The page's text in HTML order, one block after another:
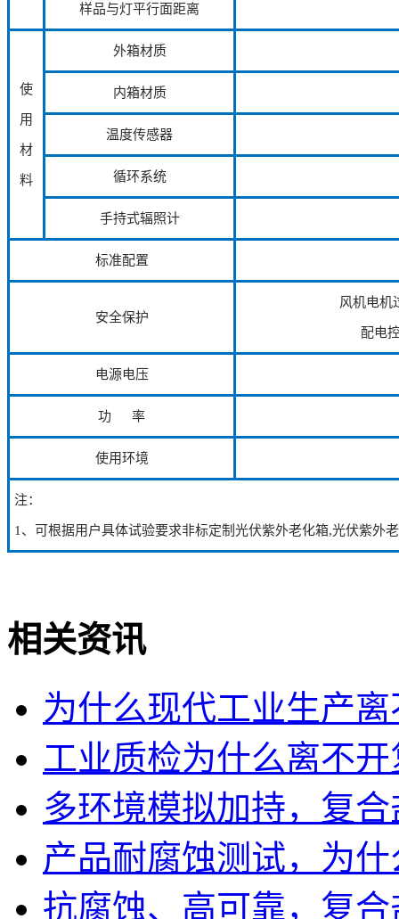
样品与灯平行面距离
使
用
材
料
外箱材质
内箱材质
温度传感器
循环系统
手持式辐照计
标准配置
安全保护
风机电机
配电
电源电压
功 率
使用环境
注：
1、可根据用户具体试验要求非标定制光伏紫外老化箱,光伏紫外
相关资讯
为什么现代工业生产
工业质检为什么离不
多环境模拟加持，复
产品耐腐蚀测试，为
抗腐蚀、高可靠，复